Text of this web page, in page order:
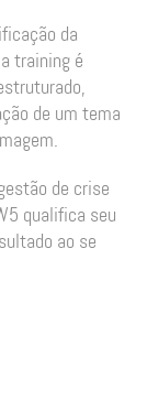
da
training é
de um tema
de crise
qualifica seu
ao se